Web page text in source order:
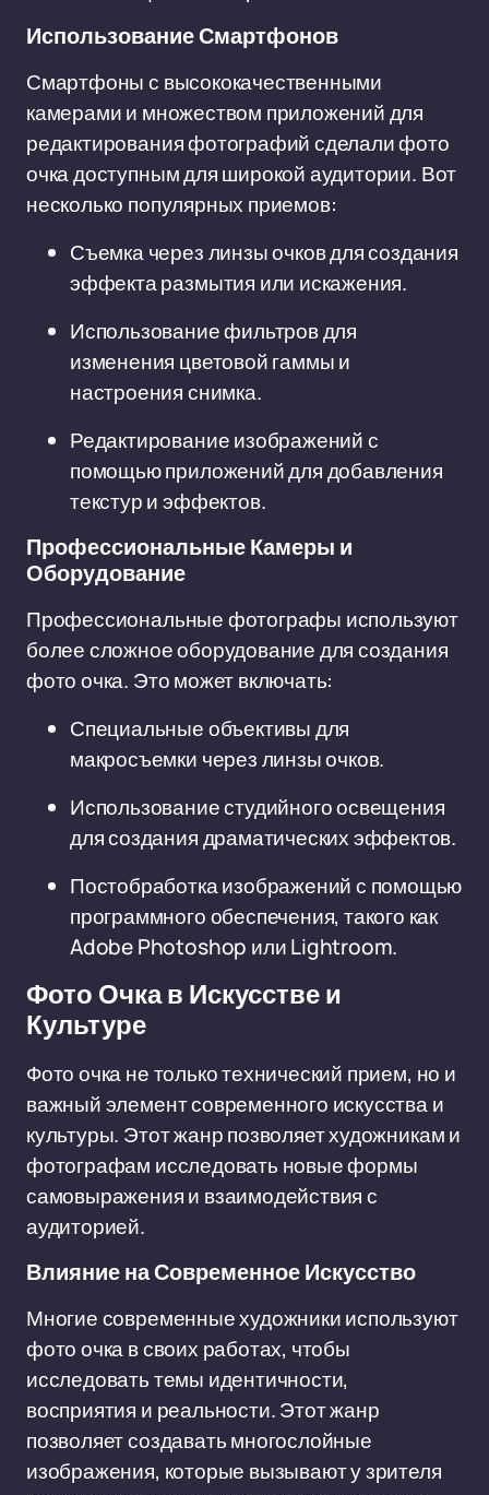
Использование Смартфонов
Смартфоны с высококачественными
камерами и множеством приложений для
редактирования фотографий сделали фото
очка доступным для широкой аудитории. Вот
несколько популярных приемов:
Съемка через линзы очков для создания
эффекта размытия или искажения.
Использование фильтров для
изменения цветовой гаммы и
настроения снимка.
Редактирование изображений с
помощью приложений для добавления
текстур и эффектов.
Профессиональные Камеры и
Оборудование
Профессиональные фотографы используют
более сложное оборудование для создания
фото очка. Это может включать:
Специальные объективы для
макросъемки через линзы очков.
Использование студийного освещения
для создания драматических эффектов.
Постобработка изображений с помощью
программного обеспечения, такого как
Adobe Photoshop или Lightroom.
Фото Очка в Искусстве и
Культуре
Фото очка не только технический прием, но и
важный элемент современного искусства и
культуры. Этот жанр позволяет художникам и
фотографам исследовать новые формы
самовыражения и взаимодействия с
аудиторией.
Влияние на Современное Искусство
Многие современные художники используют
фото очка в своих работах, чтобы
исследовать темы идентичности,
восприятия и реальности. Этот жанр
позволяет создавать многослойные
изображения, которые вызывают у зрителя